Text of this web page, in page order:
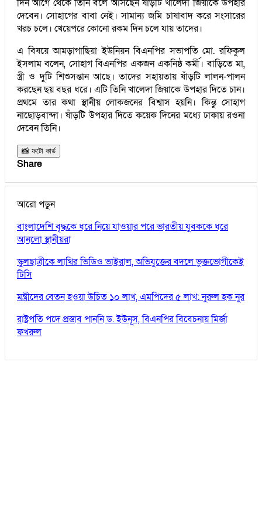
দিন আগে থেকে তিনি বলে আসছেন ষাঁড়টি খালেদা জিয়াকে উপহার
দেবেন। সোহাগের বাবা নেই। সামান্য জমি চাষাবাদ করে সংসারের
খরচ চলে। খেয়েপরে কোনো রকম দিন চলে যায় তাদের।
এ বিষয়ে আমড়াগাছিয়া ইউনিয়ন বিএনপির সভাপতি মো. রফিকুল
ইসলাম বলেন, সোহাগ বিএনপির একজন একনিষ্ঠ কর্মী। বাড়িতে মা,
স্ত্রী ও দুটি শিশুসন্তান আছে। তাদের সহায়তায় ষাঁড়টি লালন-পালন
করছেন ছয় বছর ধরে। এটি তিনি খালেদা জিয়াকে উপহার দিতে চান।
প্রথমে তার কথা স্থানীয় লোকজনের বিশ্বাস হয়নি। কিন্তু সোহাগ
নাছোড়বান্দা। ষাঁড়টি উপহার দিতে কয়েক দিনের মধ্যে ঢাকায় রওনা
দেবেন তিনি।
📸 ফটো কার্ড
Share
আরো পড়ুন
বাংলাদেশি বৃদ্ধকে ধরে নিয়ে যাওয়ার পরে ভারতীয় যুবককে ধরে
আনলো স্থানীয়রা
স্কুলছাত্রীকে লাথির ভিডিও ভাইরাল, অভিযুক্তের বদলে ভুক্তভোগীকেই
টিসি
মন্ত্রীদের বেতন হওয়া উচিত ১০ লাখ, এমপিদের ৫ লাখ: নুরুল হক নুর
রাষ্ট্রপতি পদে প্রস্তাব পাননি ড. ইউনূস, বিএনপির বিবেচনায় মির্জা
ফখরুল